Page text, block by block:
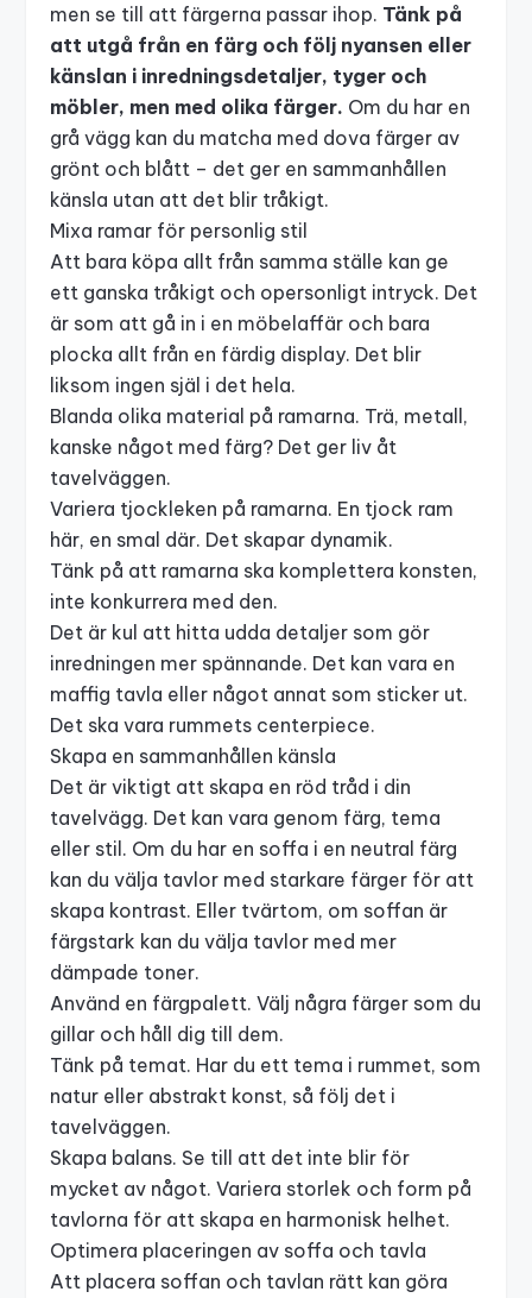
men se till att färgerna passar ihop. Tänk på
att utgå från en färg och följ nyansen eller
känslan i inredningsdetaljer, tyger och
möbler, men med olika färger. Om du har en
grå vägg kan du matcha med dova färger av
grönt och blått – det ger en sammanhållen
känsla utan att det blir tråkigt.
Mixa ramar för personlig stil
Att bara köpa allt från samma ställe kan ge
ett ganska tråkigt och opersonligt intryck. Det
är som att gå in i en möbelaffär och bara
plocka allt från en färdig display. Det blir
liksom ingen själ i det hela.
Blanda olika material på ramarna. Trä, metall,
kanske något med färg? Det ger liv åt
tavelväggen.
Variera tjockleken på ramarna. En tjock ram
här, en smal där. Det skapar dynamik.
Tänk på att ramarna ska komplettera konsten,
inte konkurrera med den.
Det är kul att hitta udda detaljer som gör
inredningen mer spännande. Det kan vara en
maffig tavla eller något annat som sticker ut.
Det ska vara rummets centerpiece.
Skapa en sammanhållen känsla
Det är viktigt att skapa en röd tråd i din
tavelvägg. Det kan vara genom färg, tema
eller stil. Om du har en soffa i en neutral färg
kan du välja tavlor med starkare färger för att
skapa kontrast. Eller tvärtom, om soffan är
färgstark kan du välja tavlor med mer
dämpade toner.
Använd en färgpalett. Välj några färger som du
gillar och håll dig till dem.
Tänk på temat. Har du ett tema i rummet, som
natur eller abstrakt konst, så följ det i
tavelväggen.
Skapa balans. Se till att det inte blir för
mycket av något. Variera storlek och form på
tavlorna för att skapa en harmonisk helhet.
Optimera placeringen av soffa och tavla
Att placera soffan och tavlan rätt kan göra